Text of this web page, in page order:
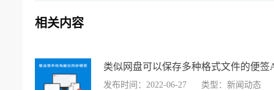
相关内容
类似网盘可以保存多种格式文件的便签
发布时间：2022-06-27 类型：新闻动态